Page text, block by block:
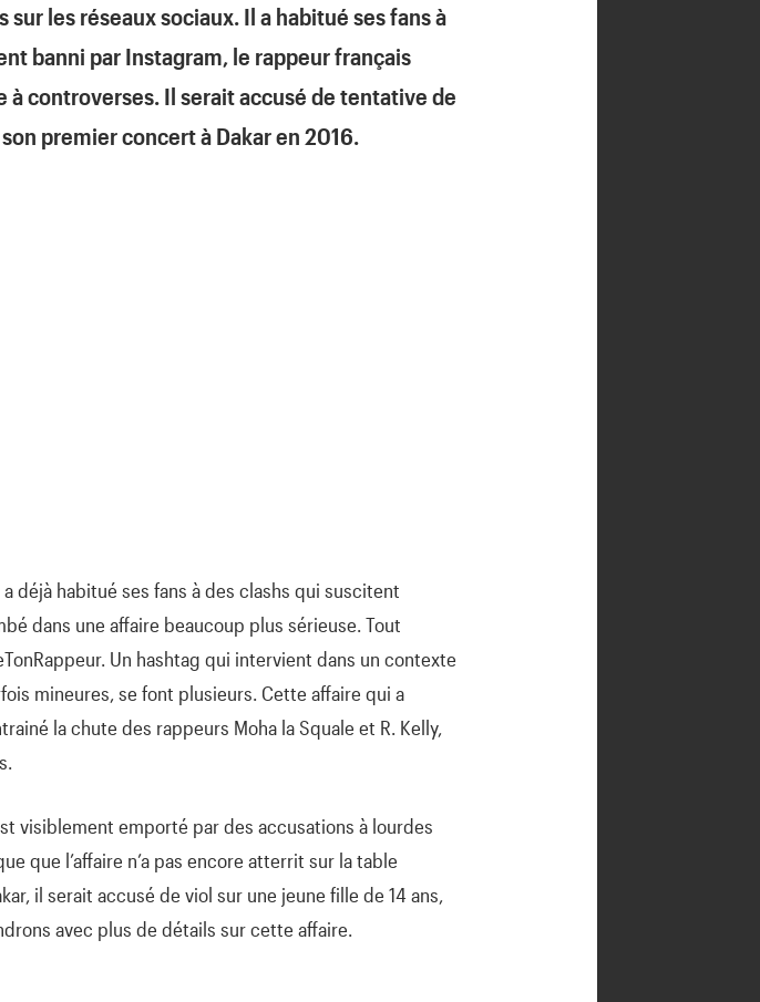
les réseaux sociaux. Il a habitué ses fans à
banni par Instagram, le rappeur français
controverses. Il serait accusé de tentative de
premier concert à Dakar en 2016.
déjà habitué ses fans à des clashs qui suscitent
dans une affaire beaucoup plus sérieuse. Tout
Un hashtag qui intervient dans un contexte
mineures, se font plusieurs. Cette affaire qui a
la chute des rappeurs Moha la Squale et R. Kelly,
visiblement emporté par des accusations à lourdes
que l’affaire n’a pas encore atterrit sur la table
il serait accusé de viol sur une jeune fille de 14 ans,
avec plus de détails sur cette affaire.